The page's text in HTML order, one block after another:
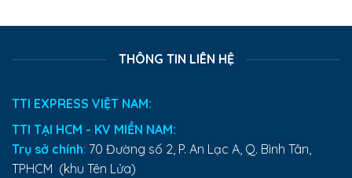
THÔNG TIN LIÊN HỆ
TTI EXPRESS VIỆT NAM:
TTI TẠI HCM - KV MIỀN NAM:
Trụ sở chính: 70 Đường số 2, P. An Lạc A, Q. Bình Tân,
TPHCM (khu Tên Lửa)